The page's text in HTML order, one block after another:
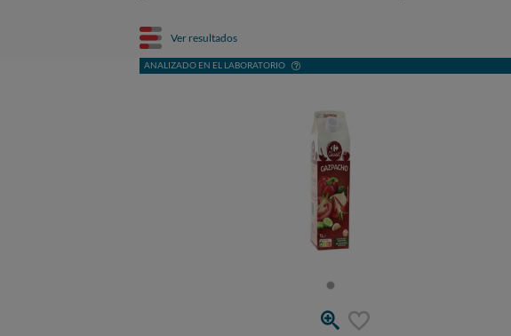
Ver resultados
ANALIZADO EN EL LABORATORIO